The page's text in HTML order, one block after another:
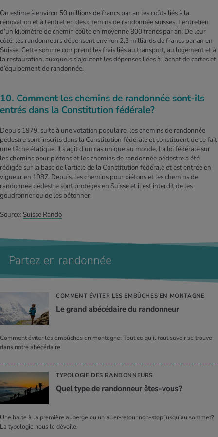
On estime à environ 50 millions de francs par an les coûts liés à la
rénovation et à l’entretien des chemins de randonnée suisses. L’entretien
d’un kilomètre de chemin coûte en moyenne 800 francs par an. De leur
côté, les randonneurs dépensent environ 2,3 milliards de francs par an en
Suisse. Cette somme comprend les frais liés au transport, au logement et à
la restauration, auxquels s’ajoutent les dépenses liées à l’achat de cartes et
d’équipement de randonnée.
10. Comment les chemins de randonnée sont-ils
entrés dans la Constitution fédérale?
Depuis 1979, suite à une votation populaire, les chemins de randonnée
pédestre sont inscrits dans la Constitution fédérale et constituent de ce fait
une tâche étatique. Il s’agit d’un cas unique au monde. La loi fédérale sur
les chemins pour piétons et les chemins de randonnée pédestre a été
rédigée sur la base de l’article de la Constitution fédérale et est entrée en
vigueur en 1987. Depuis, les chemins pour piétons et les chemins de
randonnée pédestre sont protégés en Suisse et il est interdit de les
goudronner ou de les bétonner.
Source: Suisse Rando
Partez en randonnée
COMMENT ÉVITER LES EMBÛCHES EN MONTAGNE
Le grand abé­cé­daire du ran­don­neur
Comment éviter les embûches en montagne: Tout ce qu’il faut savoir se trouve
dans notre abécédaire.
TYPOLOGIE DES RANDONNEURS
Quel type de ran­don­neur êtes-vous?
Une halte à la première auberge ou un aller-retour non-stop jusqu’au sommet?
La typologie nous le dévoile.